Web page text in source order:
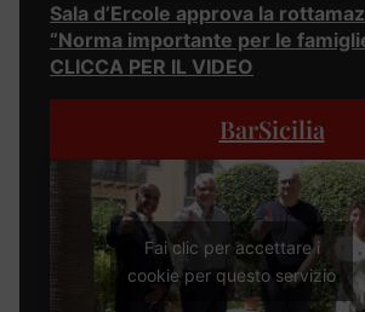
Sala d’Ercole approva la
“Norma importante per le
CLICCA PER IL VIDEO
BarSicilia
Fai clic per accettare i
cookie per questo servizio